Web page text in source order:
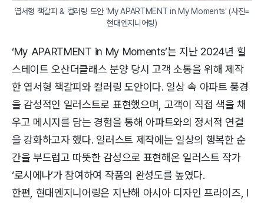
엽서형 책갈피 & 컬러링 도안 'My APARTMENT in My Moments' (사진=
현대엔지니어링)
‘My APARTMENT in My Moments’는 지난 2024년 힐
스테이트 오산더클래스 분양 당시 고객 소통을 위해 제작
한 엽서형 책갈피와 컬러링 도안이다. 일상 속 아파트 풍경
을 감성적인 일러스트로 표현했으며, 고객이 직접 색을 채
우고 메시지를 담는 경험을 통해 아파트와의 정서적 연결
을 강화하고자 했다. 일러스트 제작에는 일상의 행복한 순
간을 부드럽고 따뜻한 감성으로 표현해온 일러스트 작가
‘로시에나’가 참여하여 작품의 완성도를 높였다.
한편, 현대엔지니어링은 지난해 아시아 디자인 프라이즈, I